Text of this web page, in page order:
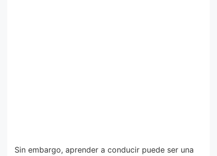
Sin embargo, aprender a conducir puede ser una